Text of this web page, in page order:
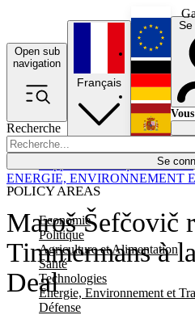
Open sub
navigation
Recherche
Se
POLICY AREAS
Economie
Politique
Agriculture et Alimentation
Santé
Technologies
Energie, Environnement et
Défense
Économie
Français
Maroš Šefčovič
Timmermans à
Deal
ENERGIE, ENVIRONNEMENT